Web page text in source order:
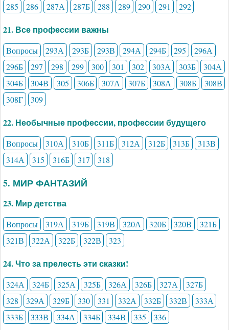
285
286 287А 287Б 288 289 290 291 292
21. Все профессии важны
Вопросы 293А 293Б 293В 294А 294Б 295
296А
296Б
297 298 299 300 301 302 303А 303Б
304А
304Б
304В 305 306Б 307А 307Б 308А 308Б
308В
308Г
309
22. Необычные профессии, профессии будущего
Вопросы 310А 310Б 311Б 312А 312Б 313Б
313В
314А
315 316Б 317 318
5. МИР ФАНТАЗИЙ
23. Мир детства
Вопросы 319А 319Б 319В 320А 320Б 320В
321Б
321В
322А 322Б 322В 323
24. Что за прелесть эти сказки!
324А 324Б 325А 325Б 326А 326Б 327А
327Б
328
329А 329Б 330 331 332А 332Б 332В
333А
333Б
333В 334А 334Б 334В 335 336